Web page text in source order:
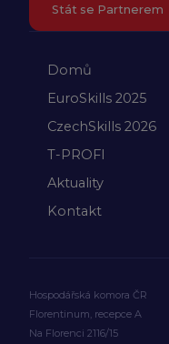
Stát se Partnerem
Domů
EuroSkills 2025
CzechSkills 2026
T-PROFI
Aktuality
Kontakt
Hospodářská komora ČR
Florentinum, recepce A
Na Florenci 2116/15